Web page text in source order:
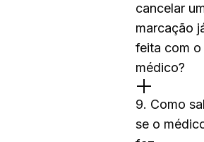
cancelar
marcação
feita com o
médico?
9. Como
se o